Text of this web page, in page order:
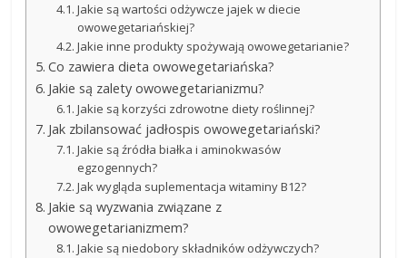
Jakie są wartości odżywcze jajek w diecie
owowegetariańskiej?
Jakie inne produkty spożywają owowegetarianie?
Co zawiera dieta owowegetariańska?
Jakie są zalety owowegetarianizmu?
Jakie są korzyści zdrowotne diety roślinnej?
Jak zbilansować jadłospis owowegetariański?
Jakie są źródła białka i aminokwasów
egzogennych?
Jak wygląda suplementacja witaminy B12?
Jakie są wyzwania związane z
owowegetarianizmem?
Jakie są niedobory składników odżywczych?